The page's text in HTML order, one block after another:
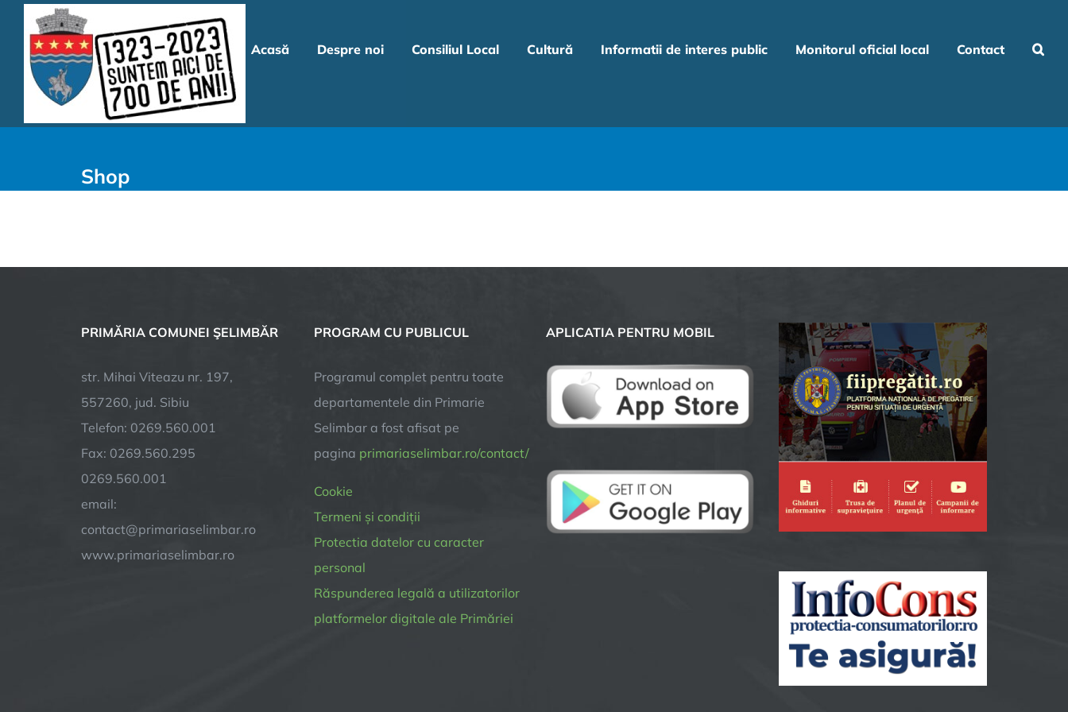
content
Acasă Despre noi Consiliul Local Cultură Informatii de interes public Monitorul oficial local Contact
Shop
PRIMĂRIA COMUNEI ŞELIMBĂR
str. Mihai Viteazu nr. 197,
557260, jud. Sibiu
Telefon: 0269.560.001
Fax: 0269.560.295
0269.560.001
email:
contact@primariaselimbar.ro
www.primariaselimbar.ro
PROGRAM CU PUBLICUL
Programul complet pentru toate
departamentele din Primarie
Selimbar a fost afisat pe
pagina primariaselimbar.ro/contact/
Cookie
Termeni și condiții
Protectia datelor cu caracter
personal
Răspunderea legală a utilizatorilor
platformelor digitale ale Primăriei
APLICATIA PENTRU MOBIL